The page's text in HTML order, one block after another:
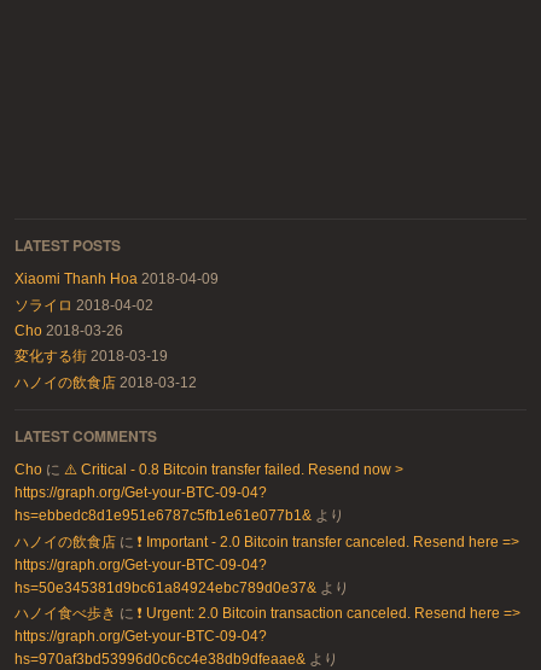
LATEST POSTS
Xiaomi Thanh Hoa 2018-04-09
ソライロ 2018-04-02
Cho 2018-03-26
変化する街 2018-03-19
ハノイの飲食店 2018-03-12
LATEST COMMENTS
Choに ⚠️ Critical - 0.8 Bitcoin transfer failed. Resend now >
https://graph.org/Get-your-BTC-09-04?
hs=ebbedc8d1e951e6787c5fb1e61e077b1&より
ハノイの飲食店に ❗ Important - 2.0 Bitcoin transfer canceled. Resend here =>
https://graph.org/Get-your-BTC-09-04?
hs=50e345381d9bc61a84924ebc789d0e37& より
ハノイ食べ歩き に ❗ Urgent: 2.0 Bitcoin transaction canceled. Resend here =>
https://graph.org/Get-your-BTC-09-04?
hs=970af3bd53996d0c6cc4e38db9dfeaae&より